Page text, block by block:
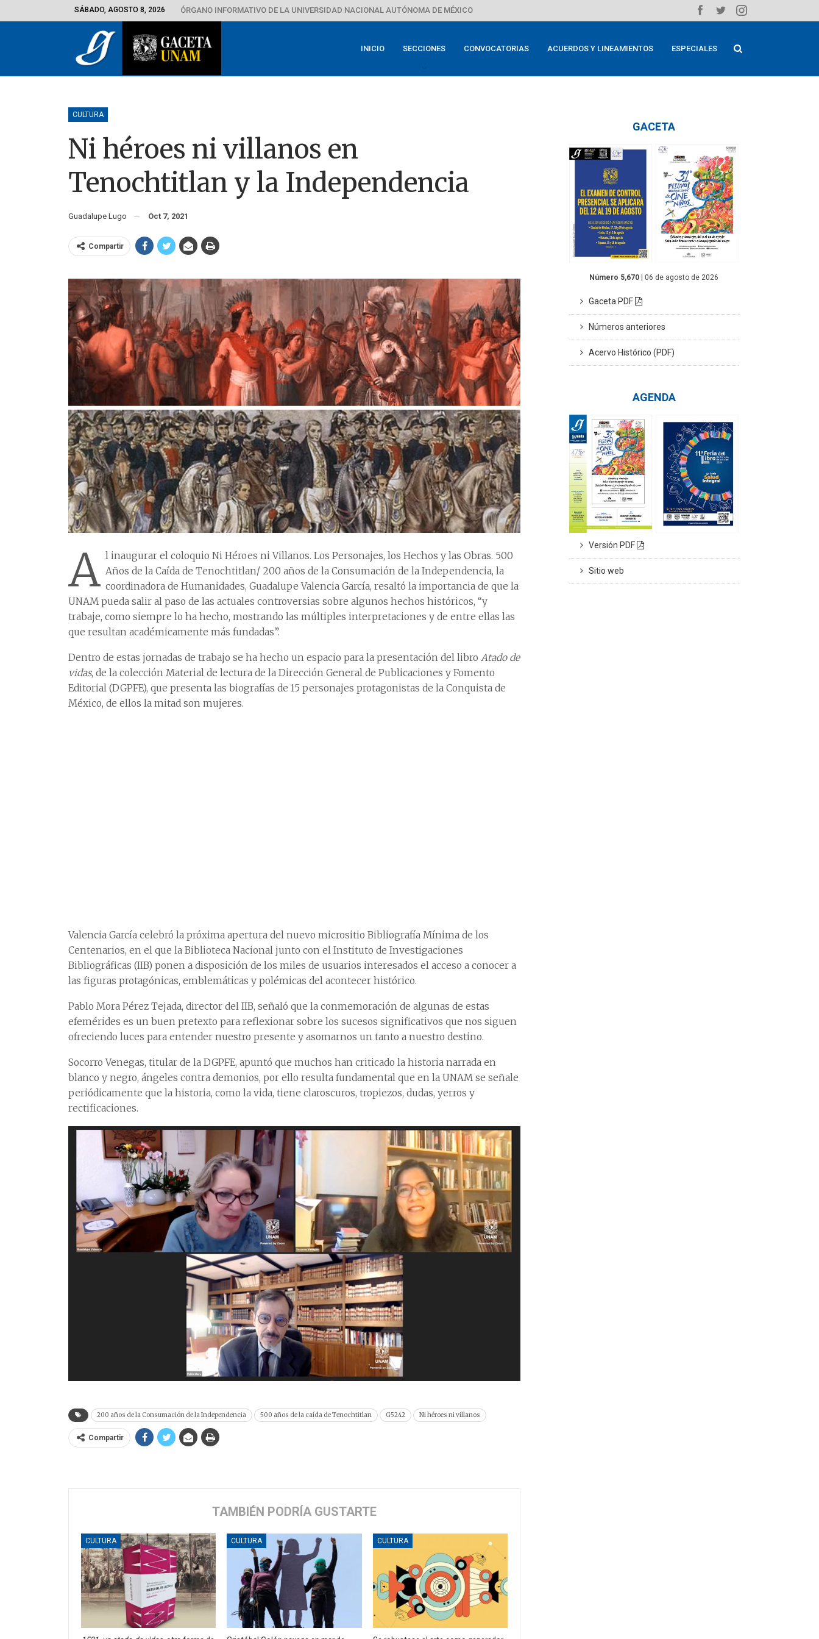
SÁBADO, AGOSTO 8, 2026 ÓRGANO INFORMATIVO DE LA UNIVERSIDAD NACIONAL AUTÓNOMA DE MÉXICO
INICIO SECCIONES CONVOCATORIAS ACUERDOS Y LINEAMIENTOS ESPECIALES
CULTURA
Ni héroes ni villanos en
Tenochtitlan y la Independencia
Guadalupe Lugo Oct 7, 2021
Compartir
A l inaugurar el coloquio Ni Héroes ni Villanos. Los Personajes, los Hechos y las Obras. 500
Años de la Caída de Tenochtitlan/ 200 años de la Consumación de la Independencia, la
coordinadora de Humanidades, Guadalupe Valencia García, resaltó la importancia de que la
UNAM pueda salir al paso de las actuales controversias sobre algunos hechos históricos, “y
trabaje, como siempre lo ha hecho, mostrando las múltiples interpretaciones y de entre ellas las
que resultan académicamente más fundadas”.
Dentro de estas jornadas de trabajo se ha hecho un espacio para la presentación del libro Atado de
vidas, de la colección Material de lectura de la Dirección General de Publicaciones y Fomento
Editorial (DGPFE), que presenta las biografías de 15 personajes protagonistas de la Conquista de
México, de ellos la mitad son mujeres.
Valencia García celebró la próxima apertura del nuevo micrositio Bibliografía Mínima de los
Centenarios, en el que la Biblioteca Nacional junto con el Instituto de Investigaciones
Bibliográficas (IIB) ponen a disposición de los miles de usuarios interesados el acceso a conocer a
las figuras protagónicas, emblemáticas y polémicas del acontecer histórico.
Pablo Mora Pérez Tejada, director del IIB, señaló que la conmemoración de algunas de estas
efemérides es un buen pretexto para reflexionar sobre los sucesos significativos que nos siguen
ofreciendo luces para entender nuestro presente y asomarnos un tanto a nuestro destino.
Socorro Venegas, titular de la DGPFE, apuntó que muchos han criticado la historia narrada en
blanco y negro, ángeles contra demonios, por ello resulta fundamental que en la UNAM se señale
periódicamente que la historia, como la vida, tiene claroscuros, tropiezos, dudas, yerros y
rectificaciones.
200 años de la Consumación de la Independencia 500 años de la caída de Tenochtitlan G5242 Ni héroes ni villanos
Compartir
TAMBIÉN PODRÍA GUSTARTE
CULTURA CULTURA CULTURA
GACETA
Número 5,670 | 06 de agosto de 2026
Gaceta PDF
Números anteriores
Acervo Histórico (PDF)
AGENDA
Versión PDF
Sitio web